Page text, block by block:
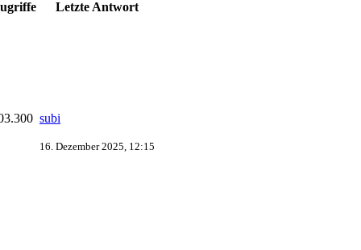
Letzte Antwort
subi
16. Dezember 2025, 12:15